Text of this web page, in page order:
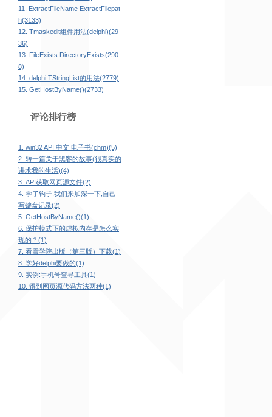
11. ExtractFileName ExtractFilepat
h(3133)
12. Tmaskedit组件用法(delphi)(29
36)
13. FileExists DirectoryExists(290
8)
14. delphi TStringList的用法(2779)
15. GetHostByName()(2733)
评论排行榜
1. win32 API 中文 电子书(chm)(5)
2. 转一篇关于黑客的故事(很真实的
讲术我的生活)(4)
3. API获取网页源文件(2)
4. 学了钩子,我们来加深一下,自己
写键盘记录(2)
5. GetHostByName()(1)
6. 保护模式下的虚拟内存是怎么实
现的？(1)
7. 看雪学院出版（第三版）下载(1)
8. 学好delphi要做的(1)
9. 实例:手机号查寻工具(1)
10. 得到网页源代码方法两种(1)